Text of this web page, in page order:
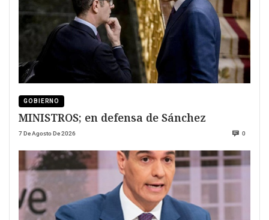
GOBIERNO
MINISTROS; en defensa de Sánchez
7 De Agosto De 2026 0